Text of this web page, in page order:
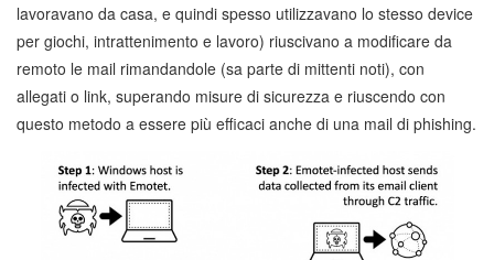
lavoravano da casa, e quindi spesso utilizzavano lo stesso device
per giochi, intrattenimento e lavoro) riuscivano a modificare da
remoto le mail rimandandole (sa parte di mittenti noti), con
allegati o link, superando misure di sicurezza e riuscendo con
questo metodo a essere più efficaci anche di una mail di phishing.